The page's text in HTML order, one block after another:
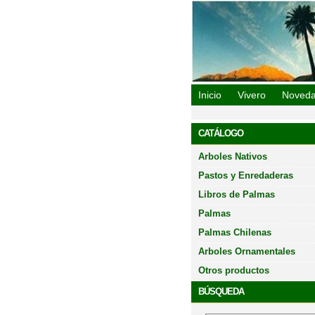
Vivero Oasis
Inicio Vivero
CATÁLOGO
Arboles Nativos
Pastos y Enredaderas
Libros de Palmas
Palmas
Palmas Chilenas
Arboles Ornamentales
Otros productos
BÚSQUEDA